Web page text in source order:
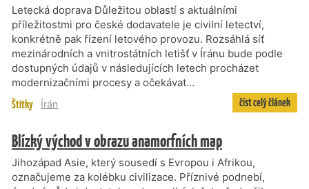
Letecká doprava Důležitou oblastí s aktuálními
příležitostmi pro české dodavatele je civilní letectví,
konkrétně pak řízení letového provozu. Rozsáhlá síť
mezinárodních a vnitrostátních letišť v Íránu bude podle
dostupných údajů v následujících letech procházet
modernizačními procesy a očekávat…
Štítky Írán číst celý článek
Blízký východ v obrazu anamorfních map
Jihozápad Asie, který sousedí s Evropou i Afrikou,
označujeme za kolébku civilizace. Příznivé podnebí,